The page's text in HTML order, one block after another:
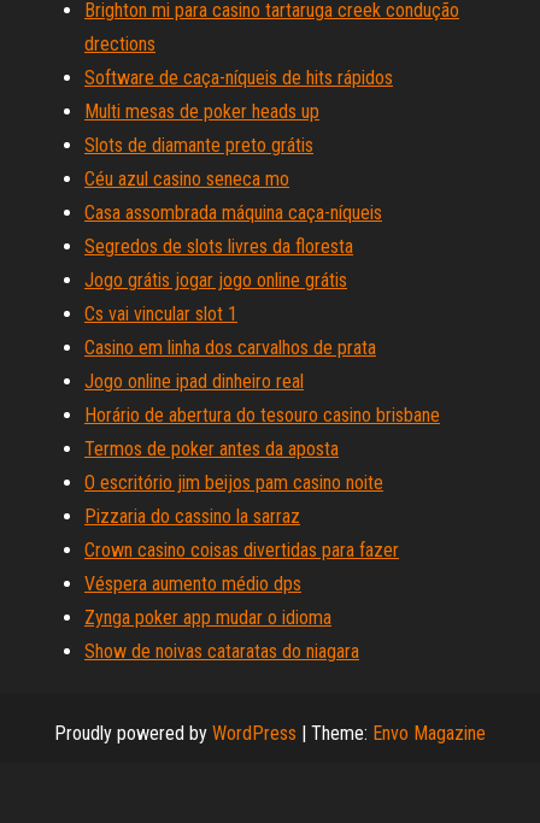
Brighton mi para casino tartaruga creek condução
drections
Software de caça-níqueis de hits rápidos
Multi mesas de poker heads up
Slots de diamante preto grátis
Céu azul casino seneca mo
Casa assombrada máquina caça-níqueis
Segredos de slots livres da floresta
Jogo grátis jogar jogo online grátis
Cs vai vincular slot 1
Casino em linha dos carvalhos de prata
Jogo online ipad dinheiro real
Horário de abertura do tesouro casino brisbane
Termos de poker antes da aposta
O escritório jim beijos pam casino noite
Pizzaria do cassino la sarraz
Crown casino coisas divertidas para fazer
Véspera aumento médio dps
Zynga poker app mudar o idioma
Show de noivas cataratas do niagara
Proudly powered by WordPress | Theme: Envo Magazine